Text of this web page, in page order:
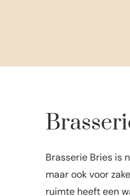
Brasserie Bries is
maar ook voor
ruimte heeft een